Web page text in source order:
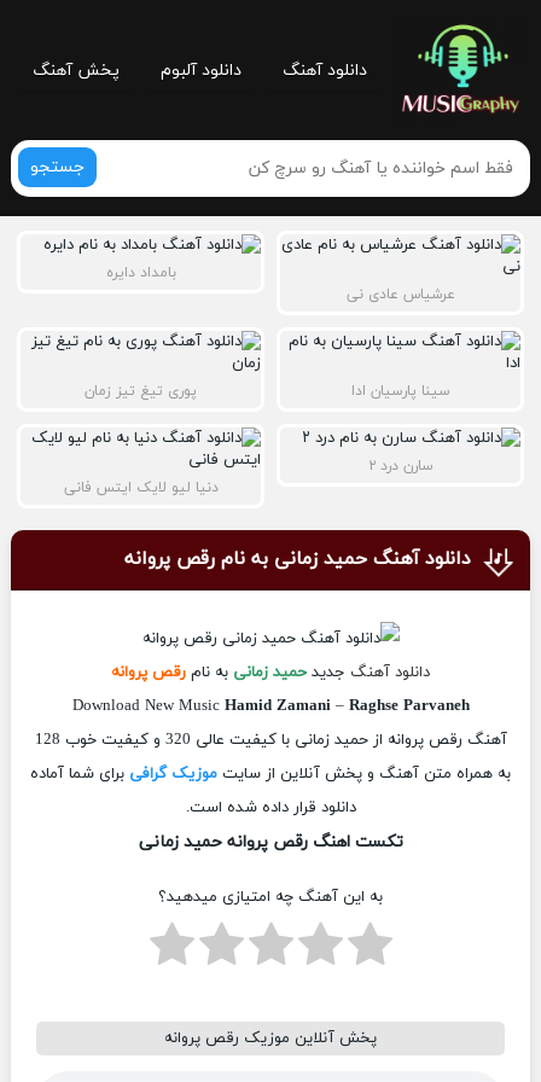
دانلود آهنگ دانلود آلبوم پخش آهنگ
جستجو
عرشیاس عادی نی
بامداد دایره
سینا پارسیان ادا پوری تیغ تیز زمان
سارن درد ۲
دنیا لیو لایک ایتس فانی
دانلود آهنگ حمید زمانی به نام رقص پروانه
دانلود آهنگ جدیدحمید زمانی به نام رقص پروانه
Download New Music Hamid Zamani– Raghse Parvaneh
آهنگ رقص پروانه از حمید زمانی با کیفیت عالی 320 و کیفیت خوب 128
به همراه متن آهنگ و پخش آنلاین از سایت موزیک گرافی برای شما آماده
دانلود قرار داده شده است.
تکست اهنگ رقص پروانه حمید زمانی
به این آهنگ چه امتیازی میدهید؟
پخش آنلاین موزیک رقص پروانه